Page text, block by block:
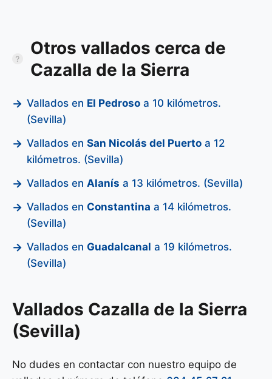
Otros vallados cerca de
Cazalla de la Sierra
Vallados en El Pedroso a 10 kilómetros.
(Sevilla)
Vallados en San Nicolás del Puerto a 12
kilómetros. (Sevilla)
Vallados en Alanís a 13 kilómetros. (Sevilla)
Vallados en Constantina a 14 kilómetros.
(Sevilla)
Vallados en Guadalcanal a 19 kilómetros.
(Sevilla)
Vallados Cazalla de la Sierra
(Sevilla)
No dudes en contactar con nuestro equipo de